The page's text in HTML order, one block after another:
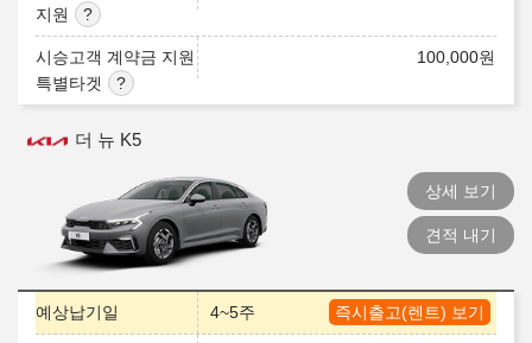
지원
시승고객 계약금 지원
특별타겟
100,000원
더 뉴 K5
상세 보기
견적 내기
즉시출고(렌트) 보기
예상납기일 4~5주